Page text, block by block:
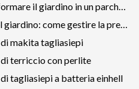
Come trasformare il giardino in un parcheggio funzionale
Roditori nel giardino: come gestire la presenza di topi e gh
di makita tagliasiepi
di terriccio con perlite
tagliasiepi a batteria einhell